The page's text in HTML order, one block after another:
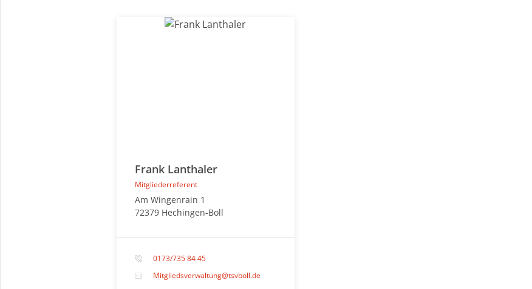
Frank Lanthaler
Mitgliederreferent
Am Wingenrain 1
72379 Hechingen-Boll
0173/735 84 45
Mitgliedsverwaltung@tsvboll.de